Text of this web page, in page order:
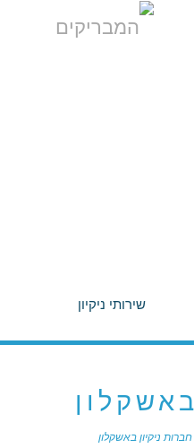
שירותי ניקיון
חברות ניקיון באשקלון